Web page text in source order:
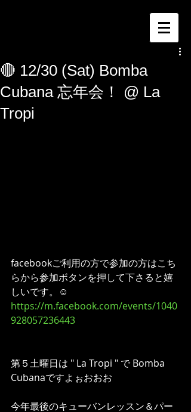
🔴 12/30 (Sat) Bomba
Cubana 忘年会！ @ La
Tropi
facebookご利用の方で参加の方はこち
らから参加ボタンを押して下さると嬉
しいです。☺️
https://m.facebook.com/events/1040
928057236443
第５土曜日は " La Tropi " で Bomba
Cubanaですよぉおおお
今年最後のキューバンレッスン＆パー